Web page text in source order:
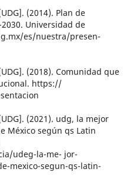
(2014). Plan de
Universidad de
es/nuestra/presen-
(2018). Comunidad que
https://
(2021). udg, la mejor
México según qs Latin
udeg-la-me- jor-
mexico-segun-qs-latin-